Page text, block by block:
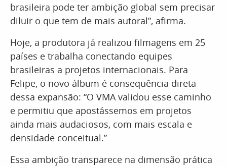
brasileira pode ter ambição global sem precisar
diluir o que tem de mais autoral”, afirma.
Hoje, a produtora já realizou filmagens em 25
países e trabalha conectando equipes
brasileiras a projetos internacionais. Para
Felipe, o novo álbum é consequência direta
dessa expansão: “O VMA validou esse caminho
e permitiu que apostássemos em projetos
ainda mais audaciosos, com mais escala e
densidade conceitual.”
Essa ambição transparece na dimensão prática